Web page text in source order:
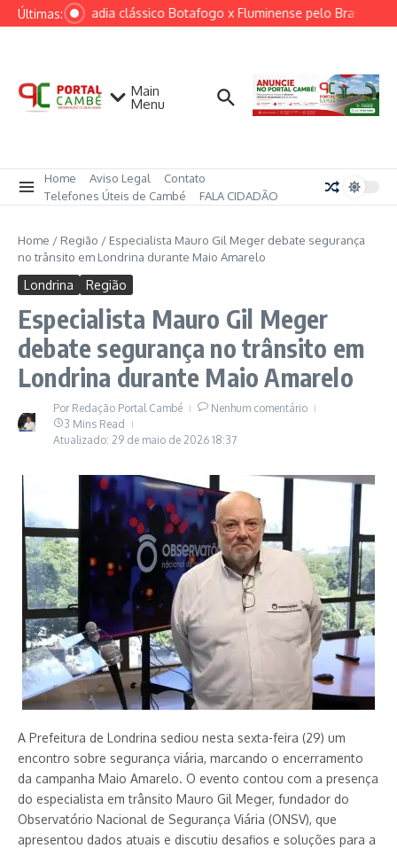
Ir para o conteúdo
Últimas:
Ventania adia clássico Botafogo x Fluminense pelo Brasileirão
Main
Menu
Home Aviso Legal
Contato
Telefones Úteis de Cambé
FALA CIDADÃO
Home / Região / Especialista Mauro Gil Meger debate segurança
no trânsito em Londrina durante Maio Amarelo
Londrina Região
Especialista Mauro Gil Meger
debate segurança no trânsito em
Londrina durante Maio Amarelo
Por Redação Portal Cambé
Nenhum comentário
3 Mins Read
Atualizado: 29 de maio de 2026 18:37
A Prefeitura de Londrina sediou nesta sexta-feira (29) um
encontro sobre segurança viária, marcando o encerramento
da campanha Maio Amarelo. O evento contou com a presença
do especialista em trânsito Mauro Gil Meger, fundador do
Observatório Nacional de Segurança Viária (ONSV), que
apresentou dados atuais e discutiu desafios e soluções para a